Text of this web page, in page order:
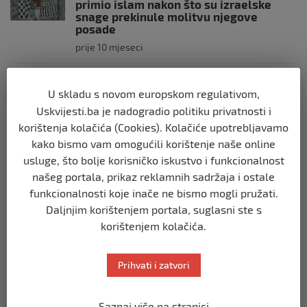
primio islam nakon što su izraelske
snage prekinule molitvu njegove
posade
prije 10 mjeseci
Brod “Mikeno” probio izraelsku blokadu
i uplovio u Gazu – kapetan iz Sarajeva
vijori zastavu BiH
prije 10 mjeseci
SVIJET
Opsadno stanje u Münchenu, odjeknulo
nekoliko eksplozija: Ima žrtava,
policijske snage na terenu
Zapadu
U skladu s novom europskom regulativom,
Uskvijesti.ba je nadogradio politiku privatnosti i
korištenja kolačića (Cookies). Kolačiće upotrebljavamo
kako bismo vam omogućili korištenje naše online
usluge, što bolje korisničko iskustvo i funkcionalnost
našeg portala, prikaz reklamnih sadržaja i ostale
funkcionalnosti koje inače ne bismo mogli pružati.
Daljnjim korištenjem portala, suglasni ste s
korištenjem kolačića.
Prihvati i zatvori